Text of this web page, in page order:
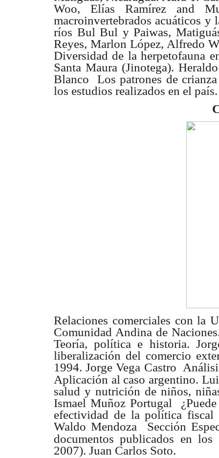
Woo, Elías Ramírez and
macroinvertebrados acuáticos y
ríos Bul Bul y Paiwas,
Reyes, Marlon López, Alfredo
Diversidad de la herpetofauna
Santa Maura (Jinotega).
Blanco  Los patrones de
los estudios realizados en el
Relaciones comerciales con la
Comunidad Andina de
Teoría, política e historia.
liberalización del comercio
1994. Jorge Vega Castro 
Aplicación al caso argentino.
salud y nutrición de niños,
Ismael Muñoz Portugal 
efectividad de la política fiscal
WaldoMendoza  Sección
documentos publicados en los
2007). Juan Carlos Soto.